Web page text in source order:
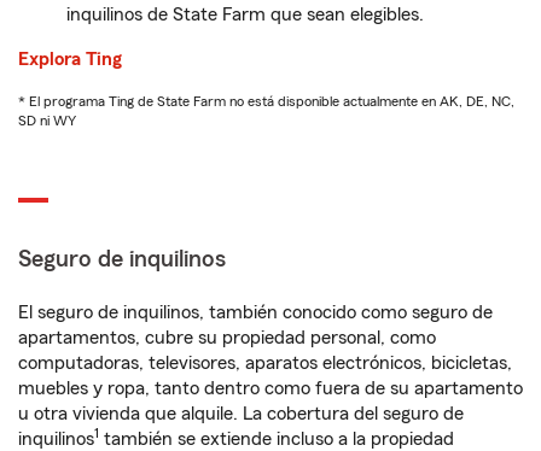
inquilinos de State Farm que sean elegibles.
Explora Ting
* El programa Ting de State Farm no está disponible actualmente en AK, DE, NC,
SD ni WY
Seguro de inquilinos
El seguro de inquilinos, también conocido como seguro de
apartamentos, cubre su propiedad personal, como
computadoras, televisores, aparatos electrónicos, bicicletas,
muebles y ropa, tanto dentro como fuera de su apartamento
u otra vivienda que alquile. La cobertura del seguro de
inquilinos1 también se extiende incluso a la propiedad